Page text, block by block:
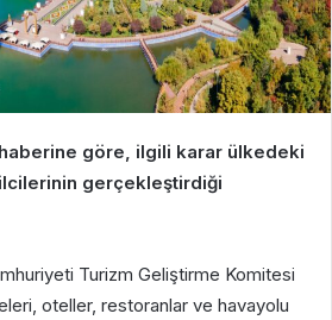
haberine göre, ilgili karar ülkedeki
gerçekleştirdiği
Turizm Geliştirme Komitesi
oteller, restoranlar ve havayolu